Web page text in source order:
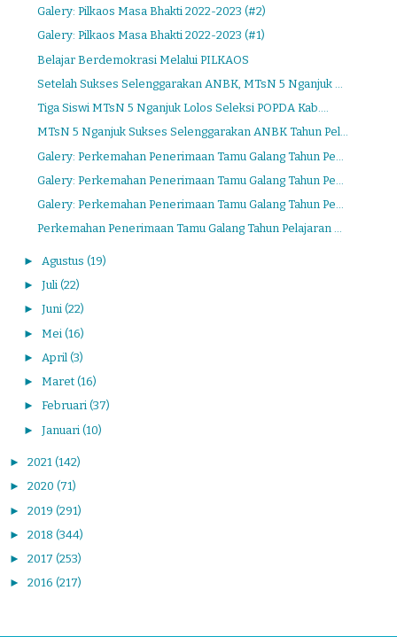
Galery: Pilkaos Masa Bhakti 2022-2023 (#2)
Galery: Pilkaos Masa Bhakti 2022-2023 (#1)
Belajar Berdemokrasi Melalui PILKAOS
Setelah Sukses Selenggarakan ANBK, MTsN 5 Nganjuk ...
Tiga Siswi MTsN 5 Nganjuk Lolos Seleksi POPDA Kab....
MTsN 5 Nganjuk Sukses Selenggarakan ANBK Tahun Pel...
Galery: Perkemahan Penerimaan Tamu Galang Tahun Pe...
Galery: Perkemahan Penerimaan Tamu Galang Tahun Pe...
Galery: Perkemahan Penerimaan Tamu Galang Tahun Pe...
Perkemahan Penerimaan Tamu Galang Tahun Pelajaran ...
► Agustus (19)
► Juli (22)
► Juni (22)
► Mei (16)
► April (3)
► Maret (16)
► Februari (37)
► Januari (10)
► 2021 (142)
► 2020 (71)
► 2019 (291)
► 2018 (344)
► 2017 (253)
► 2016 (217)